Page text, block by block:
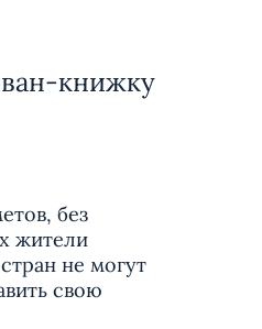
книжку
без
жители
не могут
свою